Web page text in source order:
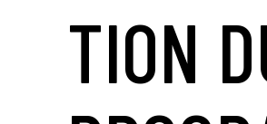
TION